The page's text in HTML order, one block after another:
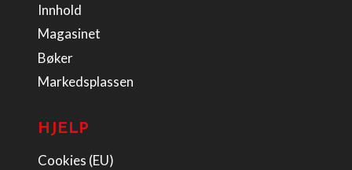
Innhold
Magasinet
Bøker
Markedsplassen
HJELP
Cookies (EU)